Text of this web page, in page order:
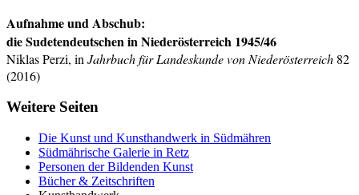
Aufnahme und Abschub:
die Sudetendeutschen in Niederösterreich 1945/46
Niklas Perzi, in Jahrbuch für Landeskunde von Niederösterreich 82
(2016)
Weitere Seiten
Die Kunst und Kunsthandwerk in Südmähren
Südmährische Galerie in Retz
Personen der Bildenden Kunst
Bücher & Zeitschriften